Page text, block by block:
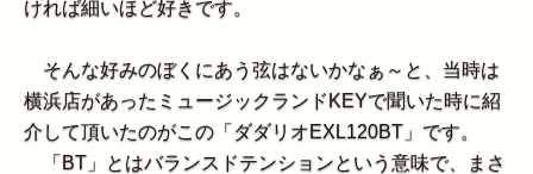
ければ細いほど好きです。
そんな好みのぼくにあう弦はないかなぁ～と、当時は
横浜店があったミュージックランドKEYで聞いた時に紹
介して頂いたのがこの「ダダリオEXL120BT」です。
「BT」とはバランスドテンションという意味で、まさ